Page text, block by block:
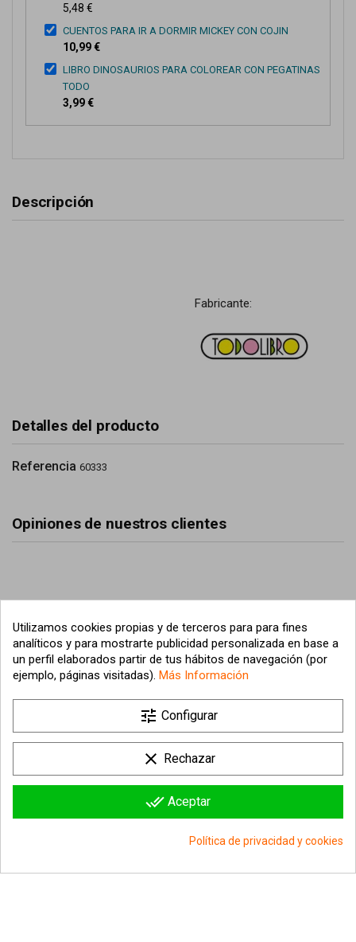
5,48 €
CUENTOS PARA IR A DORMIR MICKEY CON COJIN
10,99 €
LIBRO DINOSAURIOS PARA COLOREAR CON PEGATINAS
TODO
3,99 €
Descripción
Fabricante:
Detalles del producto
Referencia 60333
Opiniones de nuestros clientes
Información sobre la tienda 
Utilizamos cookies propias y de terceros para para fines
analíticos y para mostrarte publicidad personalizada en base a
un perfil elaborados partir de tus hábitos de navegación (por
ejemplo, páginas visitadas). Más Información
tune Configurar
clear Rechazar
done_all Aceptar
Política de privacidad y cookies